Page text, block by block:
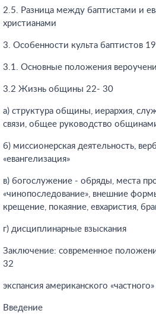
2.5. Разница между баптистами и
христианами
3. Особенности культа баптистов
3.1. Основные положения
3.2 Жизнь общины 22- 30
а) структура общины, иерархия,
связи, общее руководство
б) миссионерская деятельность,
«евангелизация»
в) богослужение - обряды, места
«чинопоследование», внешние
крещение, покаяние, евхаристия,
г) дисциплинарные взыскания
Заключение: современное
32
экспансия американского
Введение